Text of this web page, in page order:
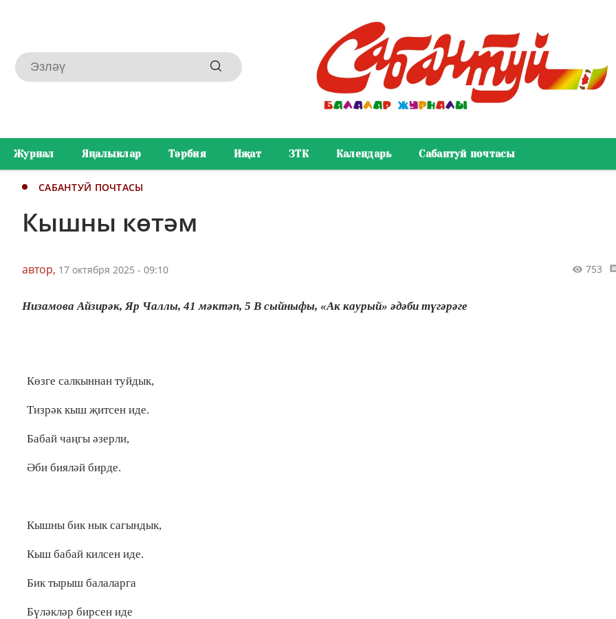
Журнал Яңалыклар Тәрбия Иҗат ЗТК Календарь Сабантуй почтасы
САБАНТУЙ ПОЧТАСЫ
Кышны көтәм
автор, 17 октября 2025 - 09:10 753
Низамова Айзирәк, Яр Чаллы, 41 мәктәп, 5 В сыйныфы, «Ак каурый» әдәби түгәрәге
Көзге салкыннан туйдык,
Тизрәк кыш җитсен иде.
Бабай чаңгы әзерли,
Әби бияләй бирде.
Кышны бик нык сагындык,
Кыш бабай килсен иде.
Бик тырыш балаларга
Бүләкләр бирсен иде